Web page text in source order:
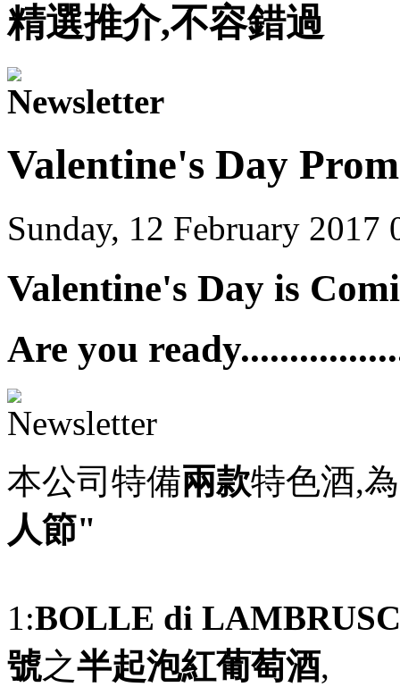
精選推介,不容錯過
Valentine's Day
Sunday, 12 February 2017
Valentine's Day is
Are you
本公司特備兩款特色酒,
人節"
1:BOLLE di
號之半起泡紅葡萄酒,